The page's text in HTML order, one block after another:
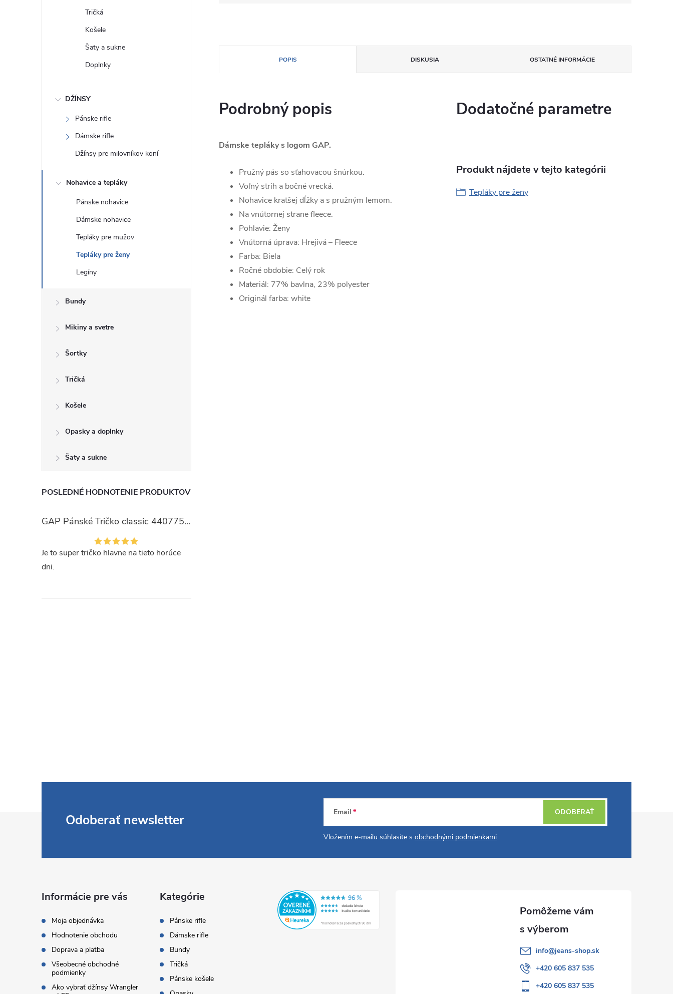
Tričká
Košele
Šaty a sukne
Doplnky
DŽÍNSY
Pánske rifle
Dámske rifle
Džínsy pre milovníkov koní
Nohavice a tepláky
Pánske nohavice
Dámske nohavice
Tepláky pre mužov
Tepláky pre ženy
Legíny
Bundy
Mikiny a svetre
Šortky
Tričká
Košele
Opasky a doplnky
Šaty a sukne
POSLEDNÉ HODNOTENIE PRODUKTOV
GAP Pánské Tričko classic 440775-00
Je to super tričko hlavne na tieto horúce
dni.
POPIS DISKUSIA OSTATNÉ INFORMÁCIE
Podrobný popis
Dámske tepláky s logom GAP.
Pružný pás so sťahovacou šnúrkou.
Voľný strih a bočné vrecká.
Nohavice kratšej dĺžky a s pružným lemom.
Na vnútornej strane fleece.
Pohlavie: Ženy
Vnútorná úprava: Hrejivá – Fleece
Farba: Biela
Ročné obdobie: Celý rok
Materiál: 77% bavlna, 23% polyester
Originál farba: white
Dodatočné parametre
Produkt nájdete v tejto kategórii
Tepláky pre ženy
Odoberať newsletter Email
Vložením e-mailu súhlasíte s obchodnými podmienkami.
ODOBERAŤ
Informácie pre vás
Moja objednávka
Hodnotenie obchodu
Doprava a platba
Všeobecné obchodné
podmienky
Ako vybrať džínsy Wrangler
Kategórie
Pánske rifle
Dámske rifle
Bundy
Tričká
Pánske košele
info@jeans-shop.sk
+420 605 837 535
+420 605 837 535